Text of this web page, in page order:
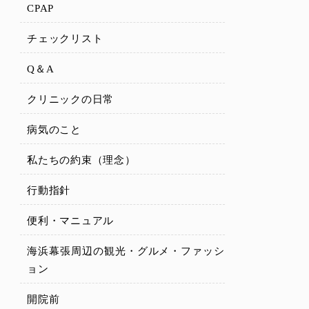
CPAP
チェックリスト
Q＆A
クリニックの日常
病気のこと
私たちの約束（理念）
行動指針
便利・マニュアル
海浜幕張周辺の観光・グルメ・ファッシ
ョン
開院前